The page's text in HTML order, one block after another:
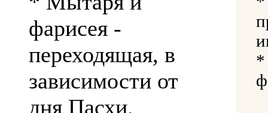
фарисея -
переходящая, в
зависимости от
дня Пасхи.